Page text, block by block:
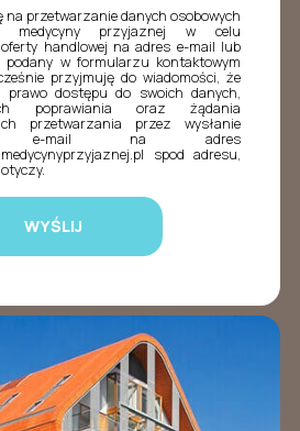
na przetwarzanie danych osobowych
medycyny przyjaznej w celu
handlowej na adres e-mail lub
podany w formularzu kontaktowym
przyjmuję do wiadomości, że
prawo dostępu do swoich danych,
poprawiania oraz żądania
przetwarzania przez wysłanie
e-mail na adres
spod adresu,